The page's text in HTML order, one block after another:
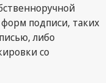
подписи, таких
либо
со